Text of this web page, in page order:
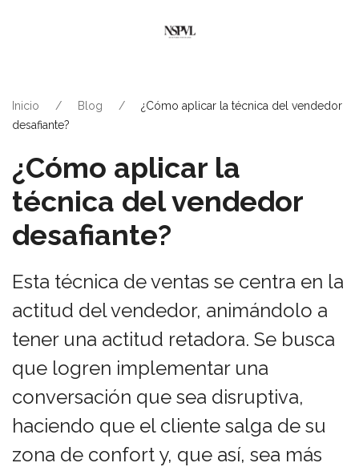
Inicio Blog
¿Cómo aplicar la técnica del vendedor
desafiante?
¿Cómo aplicar la
técnica del vendedor
desafiante?
Esta técnica de ventas se centra en la
actitud del vendedor, animándolo a
tener una actitud retadora. Se busca
que logren implementar una
conversación que sea disruptiva,
haciendo que el cliente salga de su
zona de confort y, que así, sea más